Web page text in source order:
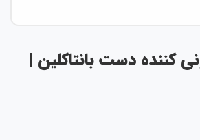
دست بانتاکلین |